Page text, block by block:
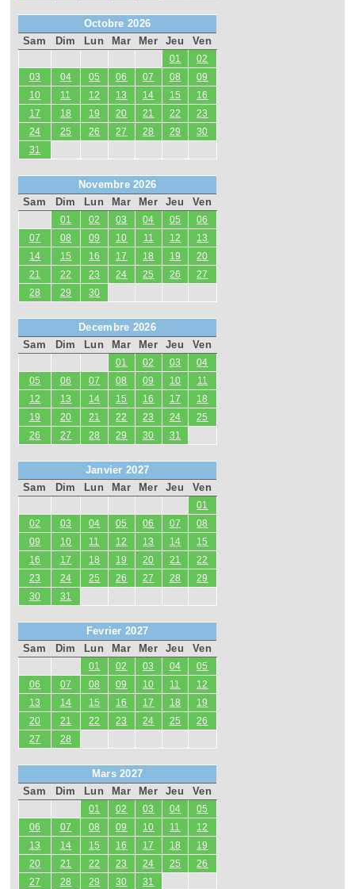
Octobre 2026
Sam
Dim Lun Mar Mer Jeu Ven
01
02
03
04 05 06 07 08
09
10
11 12 13 14 15
16
17
18 19 20 21 22
23
24
25 26 27 28 29
30
31
Novembre 2026
Sam
Dim Lun Mar Mer Jeu Ven
01 02 03 04 05
06
07
08 09 10 11 12
13
14
15 16 17 18 19
20
21
22 23 24 25 26
27
28
29 30
Decembre 2026
Sam
Dim Lun Mar Mer Jeu Ven
01 02 03
04
05
06 07 08 09 10
11
12
13 14 15 16 17
18
19
20 21 22 23 24
25
26
27 28 29 30 31
Janvier 2027
Sam
Dim Lun Mar Mer Jeu Ven
01
02
03 04 05 06 07
08
09
10 11 12 13 14
15
16
17 18 19 20 21
22
23
24 25 26 27 28
29
30
31
Fevrier 2027
Sam
Dim Lun Mar Mer Jeu Ven
01 02 03 04
05
06
07 08 09 10 11
12
13
14 15 16 17 18
19
20
21 22 23 24 25
26
27
28
Mars 2027
Sam
Dim Lun Mar Mer Jeu Ven
01 02 03 04
05
06
07 08 09 10 11
12
13
14 15 16 17 18
19
20
21 22 23 24 25
26
27
28 29 30 31